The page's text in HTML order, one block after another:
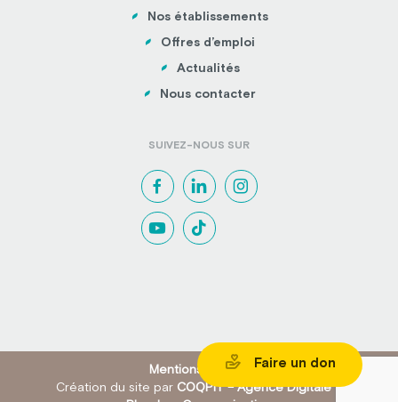
Nos établissements
Offres d’emploi
Actualités
Nous contacter
SUIVEZ-NOUS SUR
Mentions légales
Création du site par COQPIT – Agence Digitale&
Faire un don